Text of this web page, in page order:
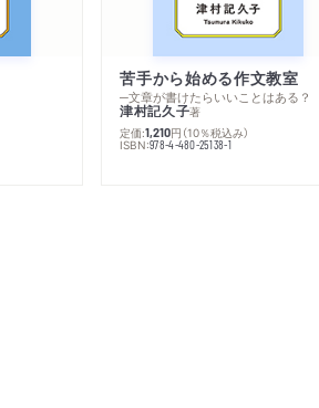
苦手から始める作文教室
─文章が書けたらいいことはある？
津村記久子著
定価:1,210円 （10％税込み）
ISBN:978-4-480-25138-1